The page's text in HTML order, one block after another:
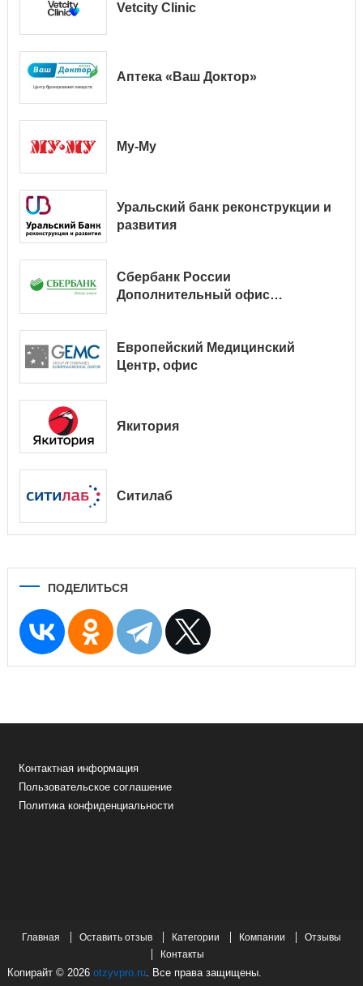
Vetcity Clinic
Аптека «Ваш Доктор»
Му-Му
Уральский банк реконструкции и
развития
Сбербанк России
Дополнительный офис
Европейский Медицинский
Центр, офис
Якитория
Ситилаб
ПОДЕЛИТЬСЯ
Контактная информация
Пользовательское соглашение
Политика конфиденциальности
Главная Оставить отзыв Категории Компании
Отзывы
Контакты
Копирайт © 2026 otzyvpro.ru. Все права защищены.